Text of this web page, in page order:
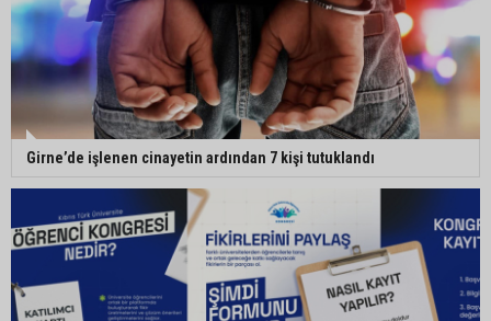
Girne’de işlenen cinayetin ardından 7 kişi tutuklandı